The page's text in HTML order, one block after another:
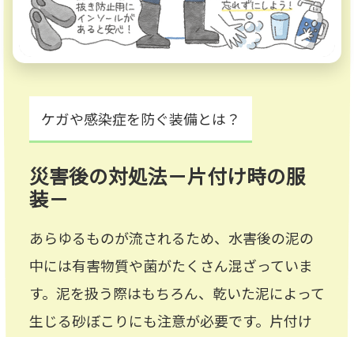
ケガや感染症を防ぐ装備とは？
災害後の対処法－片付け時の服
装－
あらゆるものが流されるため、水害後の泥の
中には有害物質や菌がたくさん混ざっていま
す。泥を扱う際はもちろん、乾いた泥によって
生じる砂ぼこりにも注意が必要です。片付け